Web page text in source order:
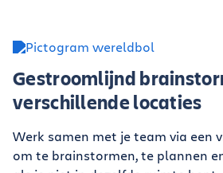
Gestroomlijnd
verschillende locaties
Werk samen met je team via een
om te brainstormen, te plannen